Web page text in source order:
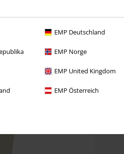
EMP Deutschland
EMP Norge
EMP United Kingdom
EMP Österreich